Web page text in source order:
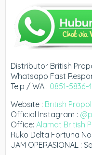
Distributor British
Whatsapp Fast
Telp / WA : 0851-5836-
Website : British
Official Instagram :
Office:Alamat British
Ruko Delta Fortuna
JAM OPERASIONAL :